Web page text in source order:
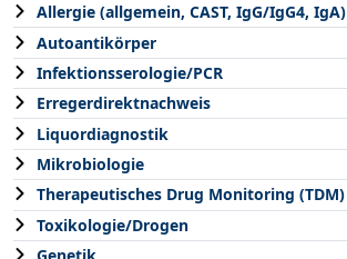
Allergie (allgemein, CAST, IgG/IgG4, IgA)
Autoantikörper
Infektionsserologie/PCR
Erregerdirektnachweis
Liquordiagnostik
Mikrobiologie
Therapeutisches Drug Monitoring (TDM)
Toxikologie/Drogen